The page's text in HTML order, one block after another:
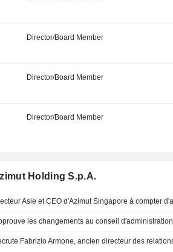
Director/Board Member
Director/Board Member
Director/Board Member
Holding S.p.A.
les changements au conseil d'administration